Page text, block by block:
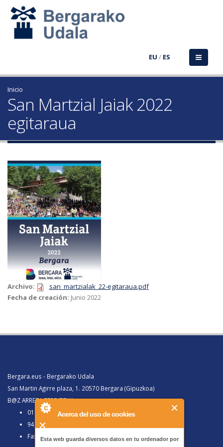
Acerca del uso de cookies
Esta web guarda diversos datos en tu ordenador por
EU / ES
Inicio
San Martzial Jaiak 2022
egitaraua
Archivo:
san_martzialak_22-egitaraua.pdf
Fecha de creación: Junio 2022
Bergara.eus - Bergarako Udala
San Martin Agirre plaza, 1. 20570 Bergara (Gipuzkoa)
B@Z ARRETA ZERBITZUA:
010, Bergaratik deituz gero
943 77 91 00, Bergaraz kanpotik deituz gero
Faxa 943 77 91 63